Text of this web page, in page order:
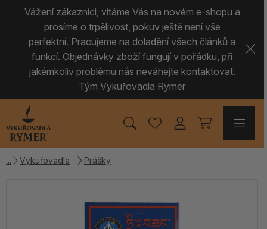
Vážení zákazníci, vítáme Vás na novém e-shopu a
prosíme o trpělivost, pokuv ještě není vše
perfektní. Pracujeme na doladění všech článků a
funkcí. Objednávky zboží fungují v pořádku, při
jakémkoliv problému nás neváhejte kontaktovat.
Tým Vykuřovadla Rymer
Vykuřovadla Prášky